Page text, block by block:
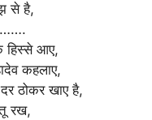
से है,
हिस्से आए,
कहलाए,
दर ठोकर खाए है,
रख,